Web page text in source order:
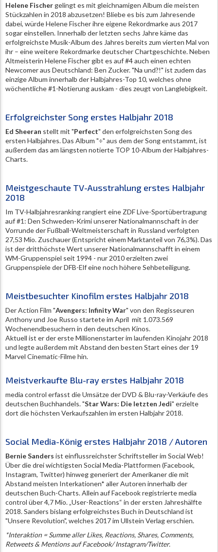
Helene Fischer gelingt es mit gleichnamigen Album die meisten
Stückzahlen in 2018 abzusetzen! Bliebe es bis zum Jahresende
dabei, würde Helene Fischer ihre eigene Rekordmarke aus 2017
sogar einstellen. Innerhalb der letzten sechs Jahre käme das
erfolgreichste Musik-Album des Jahres bereits zum vierten Mal von
ihr – eine weitere Rekordmarke deutscher Chartgeschichte. Neben
Altmeisterin Helene Fischer gibt es auf #4 auch einen echten
Newcomer aus Deutschland: Ben Zucker. "Na und?!" ist zudem das
einzige Album innerhalb der Halbjahres-Top 10, welches ohne
wöchentliche #1-Notierung auskam - dies zeugt von Langlebigkeit.
Erfolgreichster Song erstes Halbjahr 2018
Ed Sheeran stellt mit "Perfect" den erfolgreichsten Song des
ersten Halbjahres. Das Album "÷" aus dem der Song entstammt, ist
außerdem das am längsten notierte TOP 10-Album der Halbjahres-
Charts.
Meistgeschaute TV-Ausstrahlung erstes Halbjahr
2018
Im TV-Halbjahresranking rangiert eine ZDF Live-Sportübertragung
auf #1: Den Schweden-Krimi unserer Nationalmannschaft in der
Vorrunde der Fußball-Weltmeisterschaft in Russland verfolgten
27,53 Mio. Zuschauer (Entspricht einem Marktanteil von 76,3%). Das
ist der dritthöchste Wert unserer Nationalmannschafft in einem
WM-Gruppenspiel seit 1994 - nur 2010 erzielten zwei
Gruppenspiele der DFB-Elf eine noch höhere Sehbeteiligung.
Meistbesuchter Kinofilm erstes Halbjahr 2018
Der Action Film "Avengers: Infinity War" von den Regisseuren
Anthony und Joe Russo startete im April mit 1.073.569
Wochenendbesuchern in den deutschen Kinos.
Aktuell ist er der erste Millionenstarter im laufenden Kinojahr 2018
und legte außerdem mit Abstand den besten Start eines der 19
Marvel Cinematic-Filme hin.
Meistverkaufte Blu-ray erstes Halbjahr 2018
media control erfasst die Umsätze der DVD & Blu-ray-Verkäufe des
deutschen Buchhandels. "Star Wars: Die letzten Jedi" erzielte
dort die höchsten Verkaufszahlen im ersten Halbjahr 2018.
Social Media-König erstes Halbjahr 2018 / Autoren
Bernie Sanders ist einflussreichster Schriftsteller im Social Web!
Über die drei wichtigsten Social Media-Plattformen (Facebook,
Instagram, Twitter) hinweg generiert der Amerikaner die mit
Abstand meisten Interkationen* aller Autoren innerhalb der
deutschen Buch-Charts. Allein auf Facebook registrierte media
control über 4,7 Mio. „User-Reactions“ in der ersten Jahreshälfte
2018. Sanders bislang erfolgreichstes Buch in Deutschland ist
"Unsere Revolution", welches 2017 im Ullstein Verlag erschien.
*Interaktion = Summe aller Likes, Reactions, Shares, Comments,
Retweets & Mentions auf Facebook/ Instagram/Twitter.